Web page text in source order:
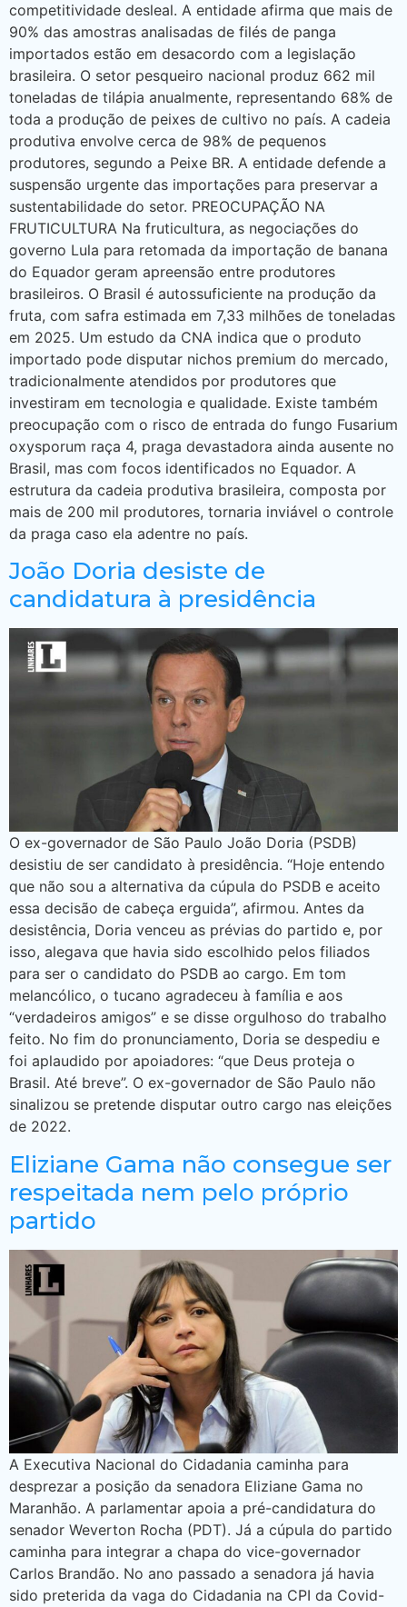
competitividade desleal. A entidade afirma que mais de
90% das amostras analisadas de filés de panga
importados estão em desacordo com a legislação
brasileira. O setor pesqueiro nacional produz 662 mil
toneladas de tilápia anualmente, representando 68% de
toda a produção de peixes de cultivo no país. A cadeia
produtiva envolve cerca de 98% de pequenos
produtores, segundo a Peixe BR. A entidade defende a
suspensão urgente das importações para preservar a
sustentabilidade do setor. PREOCUPAÇÃO NA
FRUTICULTURA Na fruticultura, as negociações do
governo Lula para retomada da importação de banana
do Equador geram apreensão entre produtores
brasileiros. O Brasil é autossuficiente na produção da
fruta, com safra estimada em 7,33 milhões de toneladas
em 2025. Um estudo da CNA indica que o produto
importado pode disputar nichos premium do mercado,
tradicionalmente atendidos por produtores que
investiram em tecnologia e qualidade. Existe também
preocupação com o risco de entrada do fungo Fusarium
oxysporum raça 4, praga devastadora ainda ausente no
Brasil, mas com focos identificados no Equador. A
estrutura da cadeia produtiva brasileira, composta por
mais de 200 mil produtores, tornaria inviável o controle
da praga caso ela adentre no país.
João Doria desiste de
candidatura à presidência
O ex-governador de São Paulo João Doria (PSDB)
desistiu de ser candidato à presidência. “Hoje entendo
que não sou a alternativa da cúpula do PSDB e aceito
essa decisão de cabeça erguida”, afirmou. Antes da
desistência, Doria venceu as prévias do partido e, por
isso, alegava que havia sido escolhido pelos filiados
para ser o candidato do PSDB ao cargo. Em tom
melancólico, o tucano agradeceu à família e aos
“verdadeiros amigos” e se disse orgulhoso do trabalho
feito. No fim do pronunciamento, Doria se despediu e
foi aplaudido por apoiadores: “que Deus proteja o
Brasil. Até breve”. O ex-governador de São Paulo não
sinalizou se pretende disputar outro cargo nas eleições
de 2022.
Eliziane Gama não consegue ser
respeitada nem pelo próprio
partido
A Executiva Nacional do Cidadania caminha para
desprezar a posição da senadora Eliziane Gama no
Maranhão. A parlamentar apoia a pré-candidatura do
senador Weverton Rocha (PDT). Já a cúpula do partido
caminha para integrar a chapa do vice-governador
Carlos Brandão. No ano passado a senadora já havia
sido preterida da vaga do Cidadania na CPI da Covid-